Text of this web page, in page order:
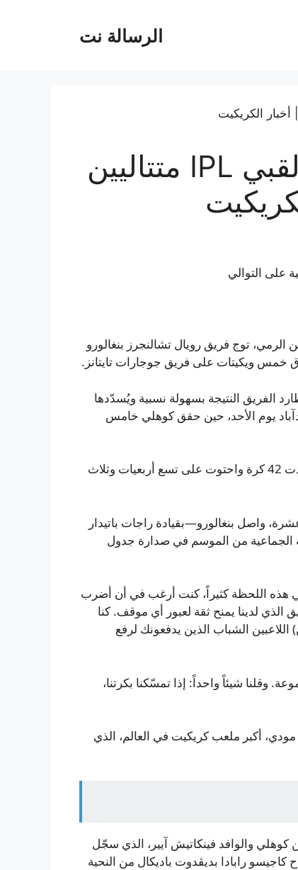
الرسالة نت
كوهلي يقود بنغالورو إلى لقبي IPL متتاليين
وبعرضٍ باهر من الرمي، توج فريق رويال تشالنجرز بنغالورو
خمس ويكيتات على فريق جوجارات تايتانز.
جوجارات إلى مجموع 155/8، قبل أن يطارد الفريق النتيجة بسهولة نسبية ويُسدّدها
أحمدآباد يوم الأحد، حين حقق كوهلي خامس
أنهى كوهلي المباراة بستّة قاسية لتتوّج انفرادته الرائعة التي امتدت 42 كرة واحتوت على تسع أربعيات وثلاث
واصل بنغالورو—بقيادة راجات باتيدار
الجماعية من الموسم في صدارة جدول
فكرت في هذه اللحظة كثيراً، كنت أرغب في أن أضرب
لدينا يمنح ثقة لعبور أي موقف. كنا
الشباب الذين يدفعونك لرفع
شيئاً واحداً: إذا تمسّكنا بكرتنا،
ناريندرا مودي، أكبر ملعب كريكيت في العالم، الذي
بفضل شراكة افتتاحية قدرها 62 نقطة بين كوهلي والوافد فينكاتيش آيير، الذي سجّل
كاجيسو رابادا بديڤدوت باديكال من النحية